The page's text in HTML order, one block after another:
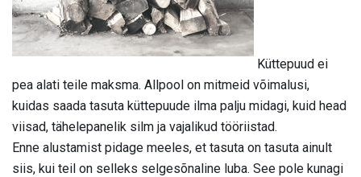
Küttepuud ei
pea alati teile maksma. Allpool on mitmeid võimalusi,
kuidas saada tasuta küttepuude ilma palju midagi, kuid head
viisad, tähelepanelik silm ja vajalikud tööriistad.
Enne alustamist pidage meeles, et tasuta on tasuta ainult
siis, kui teil on selleks selgesõnaline luba. See pole kunagi